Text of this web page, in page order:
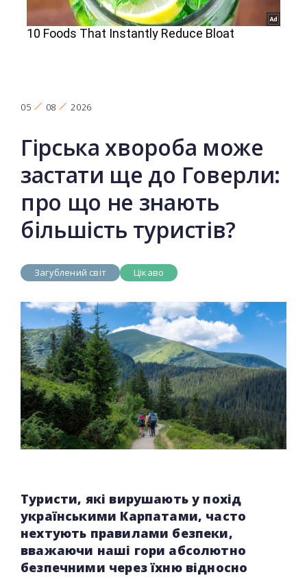
05 08 2026
Гірська хвороба може
застати ще до Говерли:
про що не знають
більшість туристів?
Загублений світ Цікаво
Туристи, які вирушають у похід
українськими Карпатами, часто
нехтують правилами безпеки,
вважаючи наші гори абсолютно
безпечними через їхню відносно